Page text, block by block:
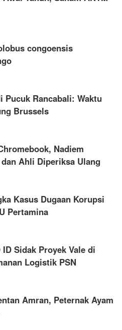
congoensis
Pucuk Rancabali: Waktu
Brussels
Nadiem
Ahli Diperiksa Ulang
Kasus Dugaan Korupsi
Pertamina
Sidak Proyek Vale di
Logistik PSN
Amran, Peternak Ayam